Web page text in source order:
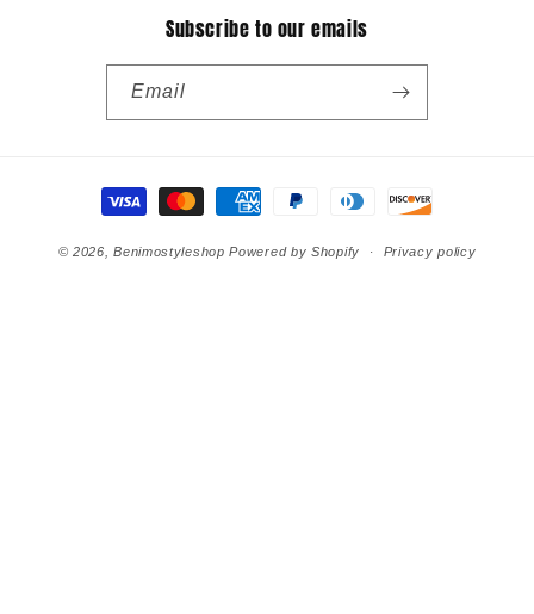
Subscribe to our emails
Email
Payment
methods
© 2026,Benimostyleshop Powered by Shopify Privacy policy